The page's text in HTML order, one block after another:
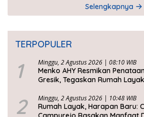
Selengkapnya
TERPOPULER
1 Minggu, 2 Agustus 2026 | 08:10 WIB
Menko AHY Resmikan
Gresik, Tegaskan Rumah
2 Minggu, 2 Agustus 2026 | 10:48 WIB
Rumah Layak, Harapan Baru: